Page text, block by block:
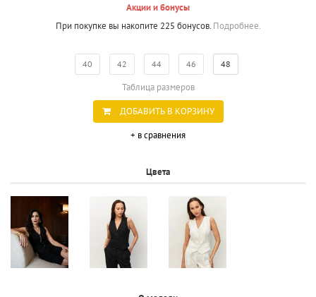
Акции и бонусы
При покупке вы накопите 225 бонусов. Подробнее.
40 42 44 46 48
Таблица размеров
ДОБАВИТЬ В КОРЗИНУ
+ в сравнения
Цвета